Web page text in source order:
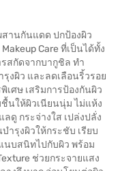
สานกันแดด ปกป้องผิว
Care ที่เป็นได้ทั้ง
สกัดจากบากูชิล ทำ
งผิว และลดเลือนริ้วรอย
ศษ เสริมการป้องกันผิว
นให้ผิวเนียนนุ่ม ไม่แห้ง
ดู กระจ่างใส เปล่งปลั่ง
ำรุงผิวให้กระชับ เรียบ
นบสนิทไปกับผิว พร้อม
ช่วยกระจายแสง